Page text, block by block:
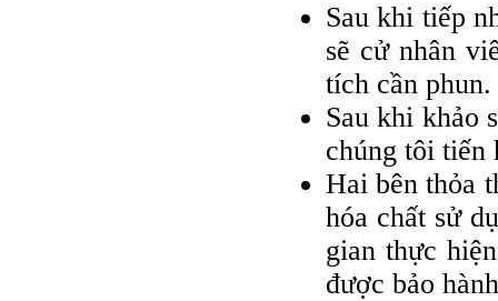
Sau khi tiếp
sẽ cử nhân
tích cần phun.
Sau khi khảo
chúng tôi tiến
Hai bên thỏa
hóa chất sử
gian thực
được bảo